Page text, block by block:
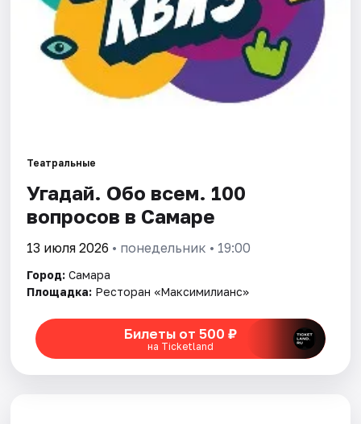
Города
Площадки
Театральные
Угадай. Обо всем. 100
вопросов в Самаре
13 июля 2026 • понедельник • 19:00
Город: Самара
Площадка: Ресторан «Максимилианс»
Билеты от 500 ₽
на Ticketland